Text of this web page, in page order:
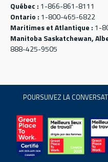
Québec : 1-866-861-8111
Ontario : 1-800-465-6822
Maritimes et Atlantique : 1-
Manitoba Saskatchewan,
888-425-9505
POURSUIVEZ LA